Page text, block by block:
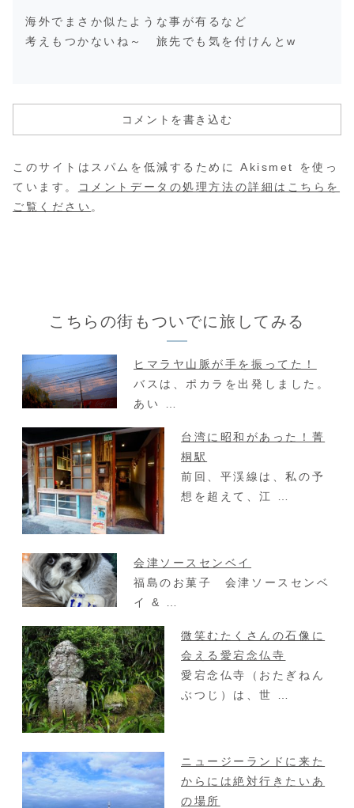
海外でまさか似たような事が有るなど
考えもつかないね～ 旅先でも気を付けんとw
コメントを書き込む
このサイトはスパムを低減するために Akismet を使っ
ています。
コメントデータの処理方法の詳細はこちらを
ご覧ください 。
こちらの街もついでに旅してみる
ヒマラヤ山脈が手を振ってた！
バスは、ポカラを出発しました。
あい …
台湾に昭和があった！菁
桐駅
前回、平渓線は、私の予
想を超えて、江 …
会津ソースセンベイ
福島のお菓子 会津ソースセンベ
イ & …
微笑むたくさんの石像に
会える愛宕念仏寺
愛宕念仏寺（おたぎねん
ぶつじ）は、世 …
ニュージーランドに来た
からには絶対行きたいあ
の場所